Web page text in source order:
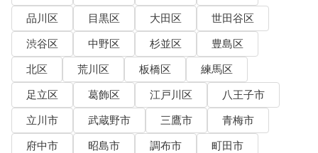
品川区
目黒区 大田区
世田谷区
渋谷区
中野区 杉並区
豊島区
北区
荒川区 板橋区
練馬区
足立区
葛飾区 江戸川区
八王子市
立川市
武蔵野市 三鷹市
青梅市
府中市
昭島市 調布市
町田市